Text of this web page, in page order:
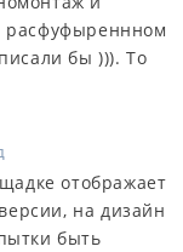
расфуфыреннном
бы ))). То
отображает
на дизайн
быть